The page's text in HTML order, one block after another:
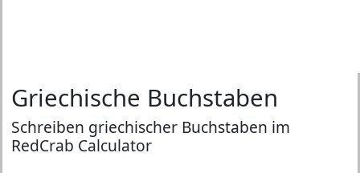
Griechische Buchstaben
Schreiben griechischer Buchstaben im
RedCrab Calculator